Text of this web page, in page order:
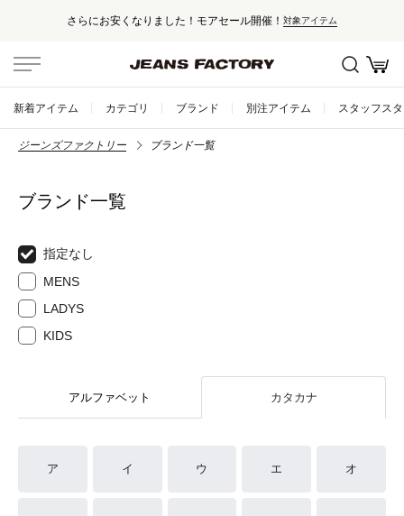
さらにお安くなりました！モアセール開催！ 対象アイテム
新着アイテム カテゴリ ブランド 別注アイテム スタッフス
ジーンズファクトリー ブランド一覧
ブランド一覧
指定なし
MENS
LADYS
KIDS
アルファベット カタカナ
ア イ ウ エ オ